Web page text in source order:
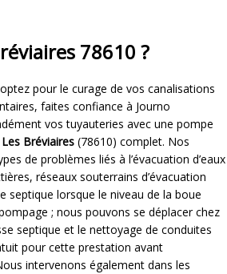
78610 ?
pour le curage de vos canalisations
faites confiance à Journo
vos tuyauteries avec une pompe
Bréviaires (78610) complet. Nos
de problèmes liés à l’évacuation d’eaux
réseaux souterrains d’évacuation
septique lorsque le niveau de la boue
; nous pouvons se déplacer chez
septique et le nettoyage de conduites
pour cette prestation avant
intervenons également dans les